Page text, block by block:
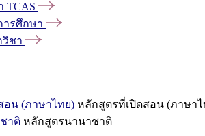
TCAS
ารศึกษา
ชา
อน (ภาษาไทย) หลักสูตรที่เปิดสอน (ภาษาไ
าติ หลักสูตรนานาชาติ